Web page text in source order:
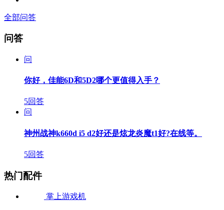
全部问答
问答
问
你好，佳能6D和5D2哪个更值得入手？
5回答
问
神州战神k660d i5 d2好还是炫龙炎魔t1好?在线等。
5回答
热门配件
掌上游戏机